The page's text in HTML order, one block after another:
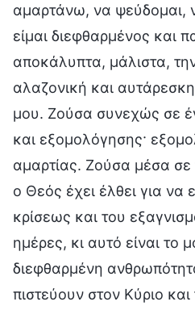
αμαρτάνω, να ψεύδομαι,
είμαι διεφθαρμένος και
αποκάλυπτα, μάλιστα,
αλαζονική και
μου. Ζούσα συνεχώς σε
και εξομολόγησης·
αμαρτίας. Ζούσα μέσα
ο Θεός έχει έλθει για να
κρίσεως και του
ημέρες, κι αυτό είναι το
διεφθαρμένη
πιστεύουν στον Κύριο